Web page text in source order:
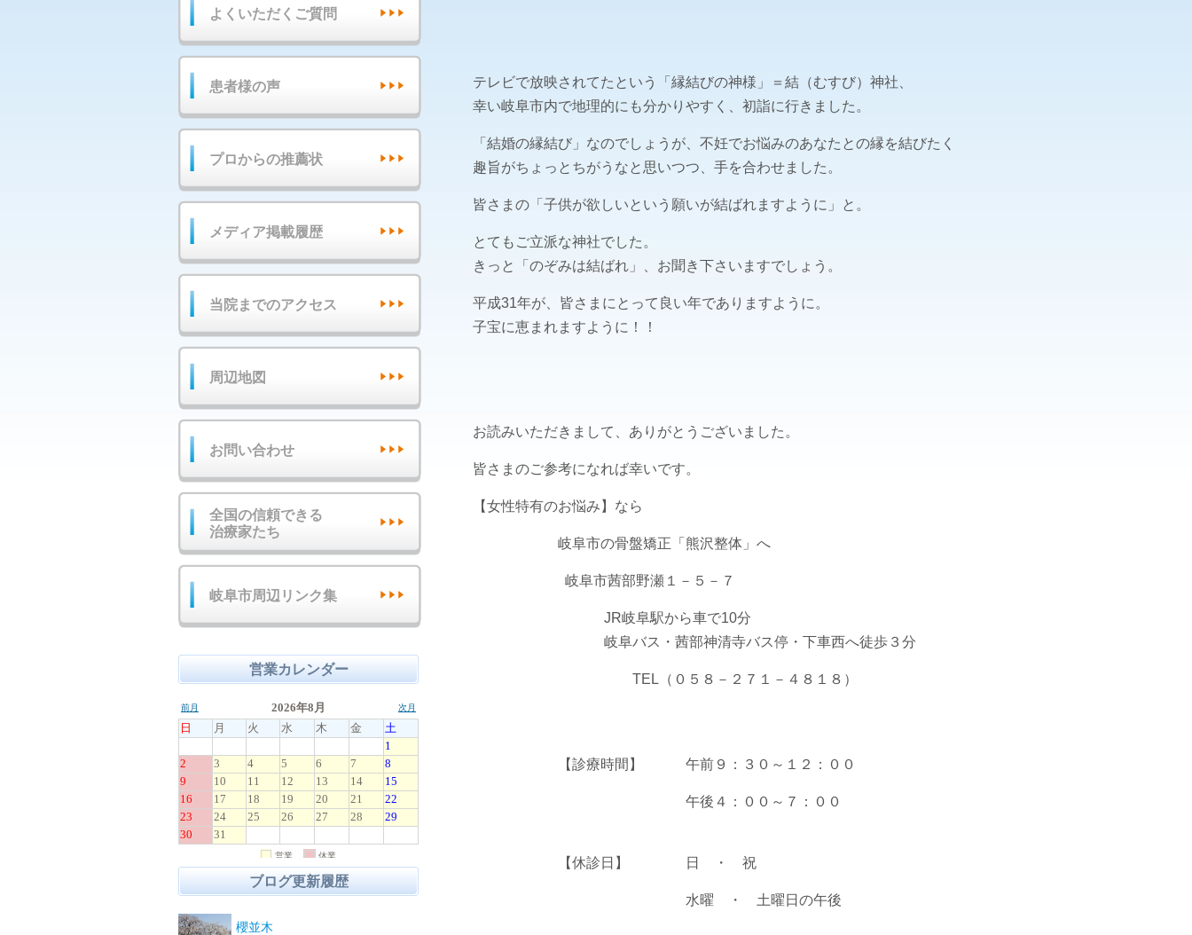
テレビで放映されてたという「縁結びの神様」＝結（むすび）神社、
幸い岐阜市内で地理的にも分かりやすく、初詣に行きました。
「結婚の縁結び」なのでしょうが、不妊でお悩みのあなたとの縁を結びたく
趣旨がちょっとちがうなと思いつつ、手を合わせました。
皆さまの「子供が欲しいという願いが結ばれますように」と。
とてもご立派な神社でした。
きっと「のぞみは結ばれ」、お聞き下さいますでしょう。
平成31年が、皆さまにとって良い年でありますように。
子宝に恵まれますように！！
お読みいただきまして、ありがとうございました。
皆さまのご参考になれば幸いです。
【女性特有のお悩み】なら
岐阜市の骨盤矯正「熊沢整体」へ
岐阜市茜部野瀬１－５－７
JR岐阜駅から車で10分
岐阜バス・茜部神清寺バス停・下車西へ徒歩３分
TEL（０５８－２７１－４８１８）
【診療時間】 午前９：３０～１２：００
午後４：００～７：００
【休診日】 日 ・ 祝
水曜 ・ 土曜日の午後
よくいただくご質問
患者様の声
プロからの推薦状
メディア掲載履歴
当院までのアクセス
周辺地図
お問い合わせ
全国の信頼できる
治療家たち
岐阜市周辺リンク集
営業カレンダー
ブログ更新履歴
櫻並木